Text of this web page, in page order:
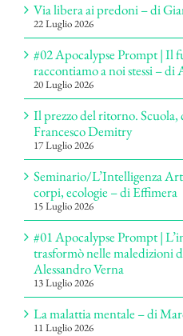
Via libera ai predoni – di
22 Luglio 2026
#02 Apocalypse Prompt | Il
raccontiamo a noi stessi – di
20 Luglio 2026
Il prezzo del ritorno. Scuola,
Francesco Demitry
17 Luglio 2026
Seminario/L’Intelligenza
corpi, ecologie – di Effimera
15 Luglio 2026
#01 Apocalypse Prompt |
trasformò nelle maledizioni
Alessandro Verna
13 Luglio 2026
La malattia mentale – di
11 Luglio 2026